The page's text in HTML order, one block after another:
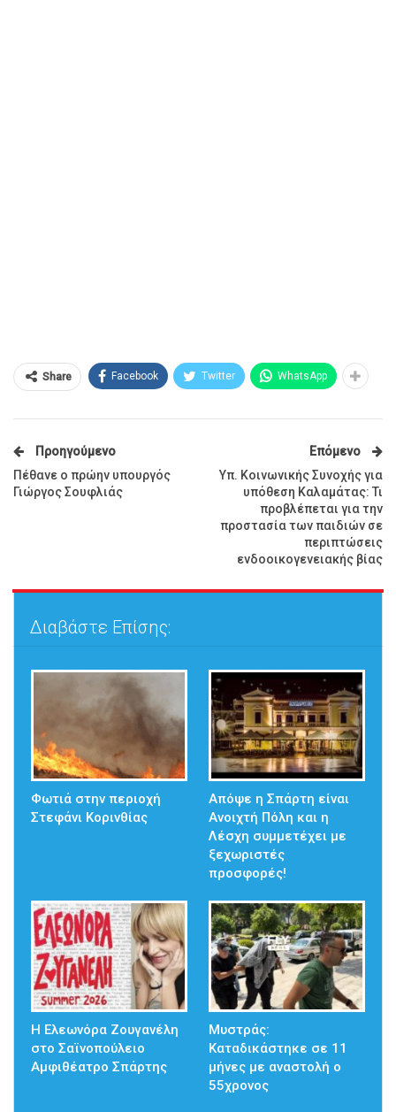
Share Facebook Twitter WhatsApp
Προηγούμενο
Πέθανε ο πρώην υπουργός
Γιώργος Σουφλιάς
Επόμενο
Υπ. Κοινωνικής Συνοχής για
υπόθεση Καλαμάτας: Τι
προβλέπεται για την
προστασία των παιδιών σε
περιπτώσεις
ενδοοικογενειακής βίας
Διαβάστε Επίσης:
Φωτιά στην περιοχή
Στεφάνι Κορινθίας
Απόψε η Σπάρτη είναι
Ανοιχτή Πόλη και η
Λέσχη συμμετέχει με
ξεχωριστές
προσφορές!
Η Ελεωνόρα Ζουγανέλη
στο Σαϊνοπούλειο
Αμφιθέατρο Σπάρτης
Μυστράς:
Καταδικάστηκε σε 11
μήνες με αναστολή ο
55χρονος